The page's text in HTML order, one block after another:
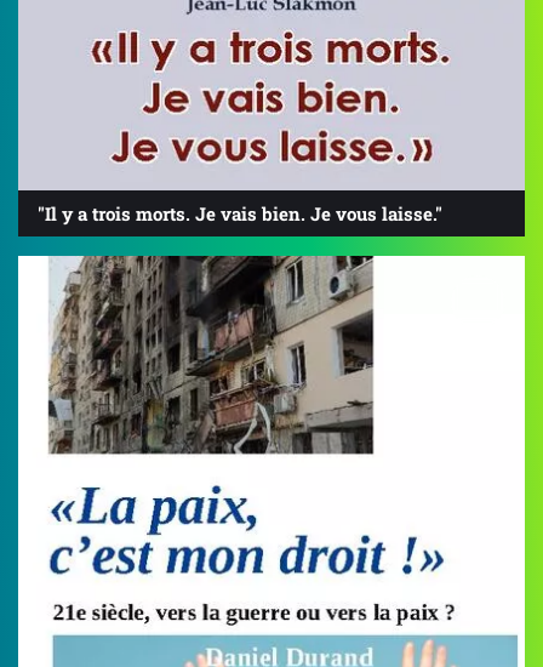
"Il y a trois morts. Je vais bien. Je vous laisse."